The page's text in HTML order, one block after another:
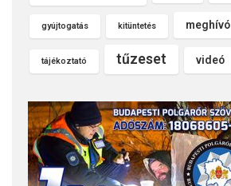
gyújtogatás kitüntetés meghívó
tájékoztató tűzeset videó